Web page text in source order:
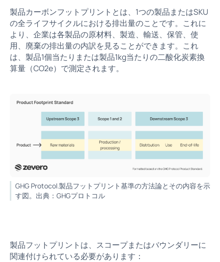
製品カーボンフットプリントとは、1つの製品またはSKU
の全ライフサイクルにおける排出量のことです。これに
より、企業は各製品の原材料、製造、輸送、保管、使
用、廃棄の排出量の内訳を見ることができます。これ
は、製品1個当たりまたは製品1kg当たりの二酸化炭素換
算量（CO2e）で測定されます。
GHG Protocol.製品フットプリント基準の方法論とその内容を示
す図。出典：GHGプロトコル
製品フットプリントは、スコープまたはバウンダリーに
関連付けられている必要があります：